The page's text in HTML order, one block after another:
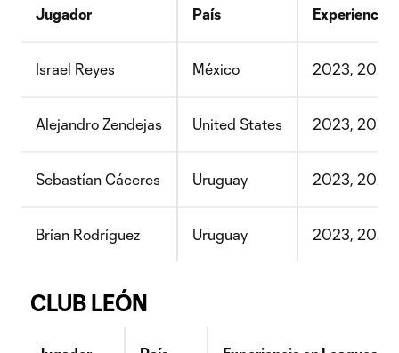
Jugador País Experiencia
Israel Reyes México 2023,
Alejandro Zendejas United States 2023, 2025
Sebastían Cáceres Uruguay 2023,
Brían Rodríguez Uruguay 2023,
CLUB LEÓN